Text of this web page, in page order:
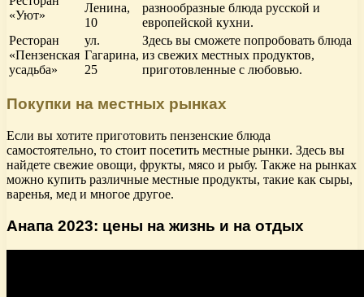
«Уют»
Ленина,
10
разнообразные блюда русской и
европейской кухни.
Ресторан
«Пензенская
усадьба»
ул.
Гагарина,
25
Здесь вы сможете попробовать блюда
из свежих местных продуктов,
приготовленные с любовью.
Покупки на местных рынках
Если вы хотите приготовить пензенские блюда
самостоятельно, то стоит посетить местные рынки. Здесь вы
найдете свежие овощи, фрукты, мясо и рыбу. Также на рынках
можно купить различные местные продукты, такие как сыры,
варенья, мед и многое другое.
Анапа 2023: цены на жизнь и на отдых